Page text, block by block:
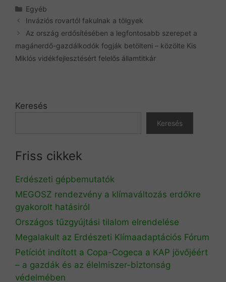
Kategória
Egyéb
Inváziós rovartól fakulnak a tölgyek
Az ország erdősítésében a legfontosabb szerepet a
magánerdő-gazdálkodók fogják betölteni – közölte Kis
Miklós vidékfejlesztésért felelős államtitkár
Keresés
Keresés
Friss cikkek
Erdészeti gépbemutatók
MEGOSZ rendezvény a klímaváltozás erdőkre
gyakorolt hatásiról
Országos tűzgyújtási tilalom elrendelése
Megalakult az Erdészeti Klímaadaptációs Fórum
Petíciót indított a Copa-Cogeca a KAP jövőjéért
– a gazdák és az élelmiszer-biztonság
védelmében